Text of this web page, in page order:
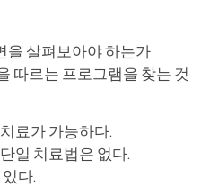
을 살펴보아야 하는가
따르는 프로그램을 찾는 것
료가 가능하다.
일 치료법은 없다.
다.